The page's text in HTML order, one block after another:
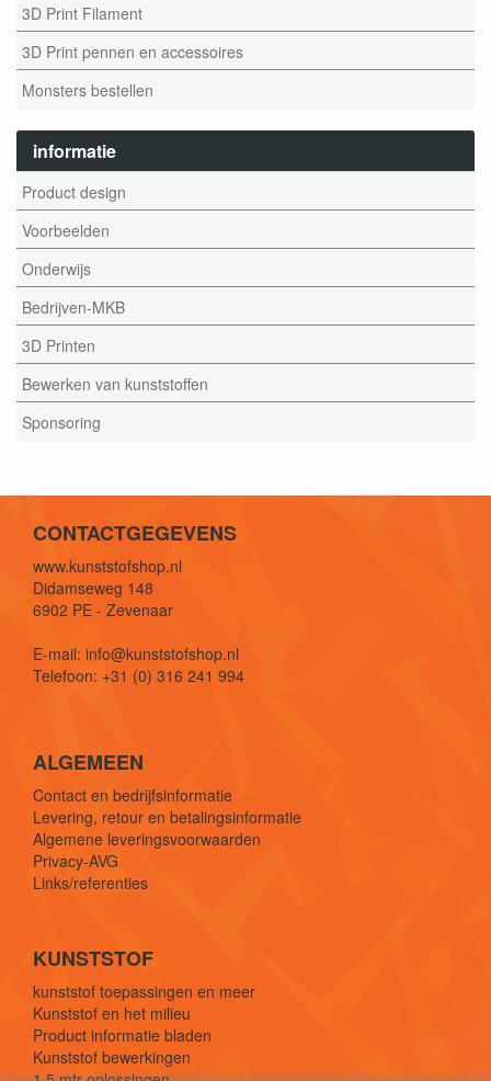
3D Print Filament
3D Print pennen en accessoires
Monsters bestellen
informatie
Product design
Voorbeelden
Onderwijs
Bedrijven-MKB
3D Printen
Bewerken van kunststoffen
Sponsoring
CONTACTGEGEVENS
www.kunststofshop.nl
Didamseweg 148
6902 PE - Zevenaar
E-mail: info@kunststofshop.nl
Telefoon: +31 (0) 316 241 994
ALGEMEEN
Contact en bedrijfsinformatie
Levering, retour en betalingsinformatie
Algemene leveringsvoorwaarden
Privacy-AVG
Links/referenties
KUNSTSTOF
kunststof toepassingen en meer
Kunststof en het milieu
Product informatie bladen
Kunststof bewerkingen